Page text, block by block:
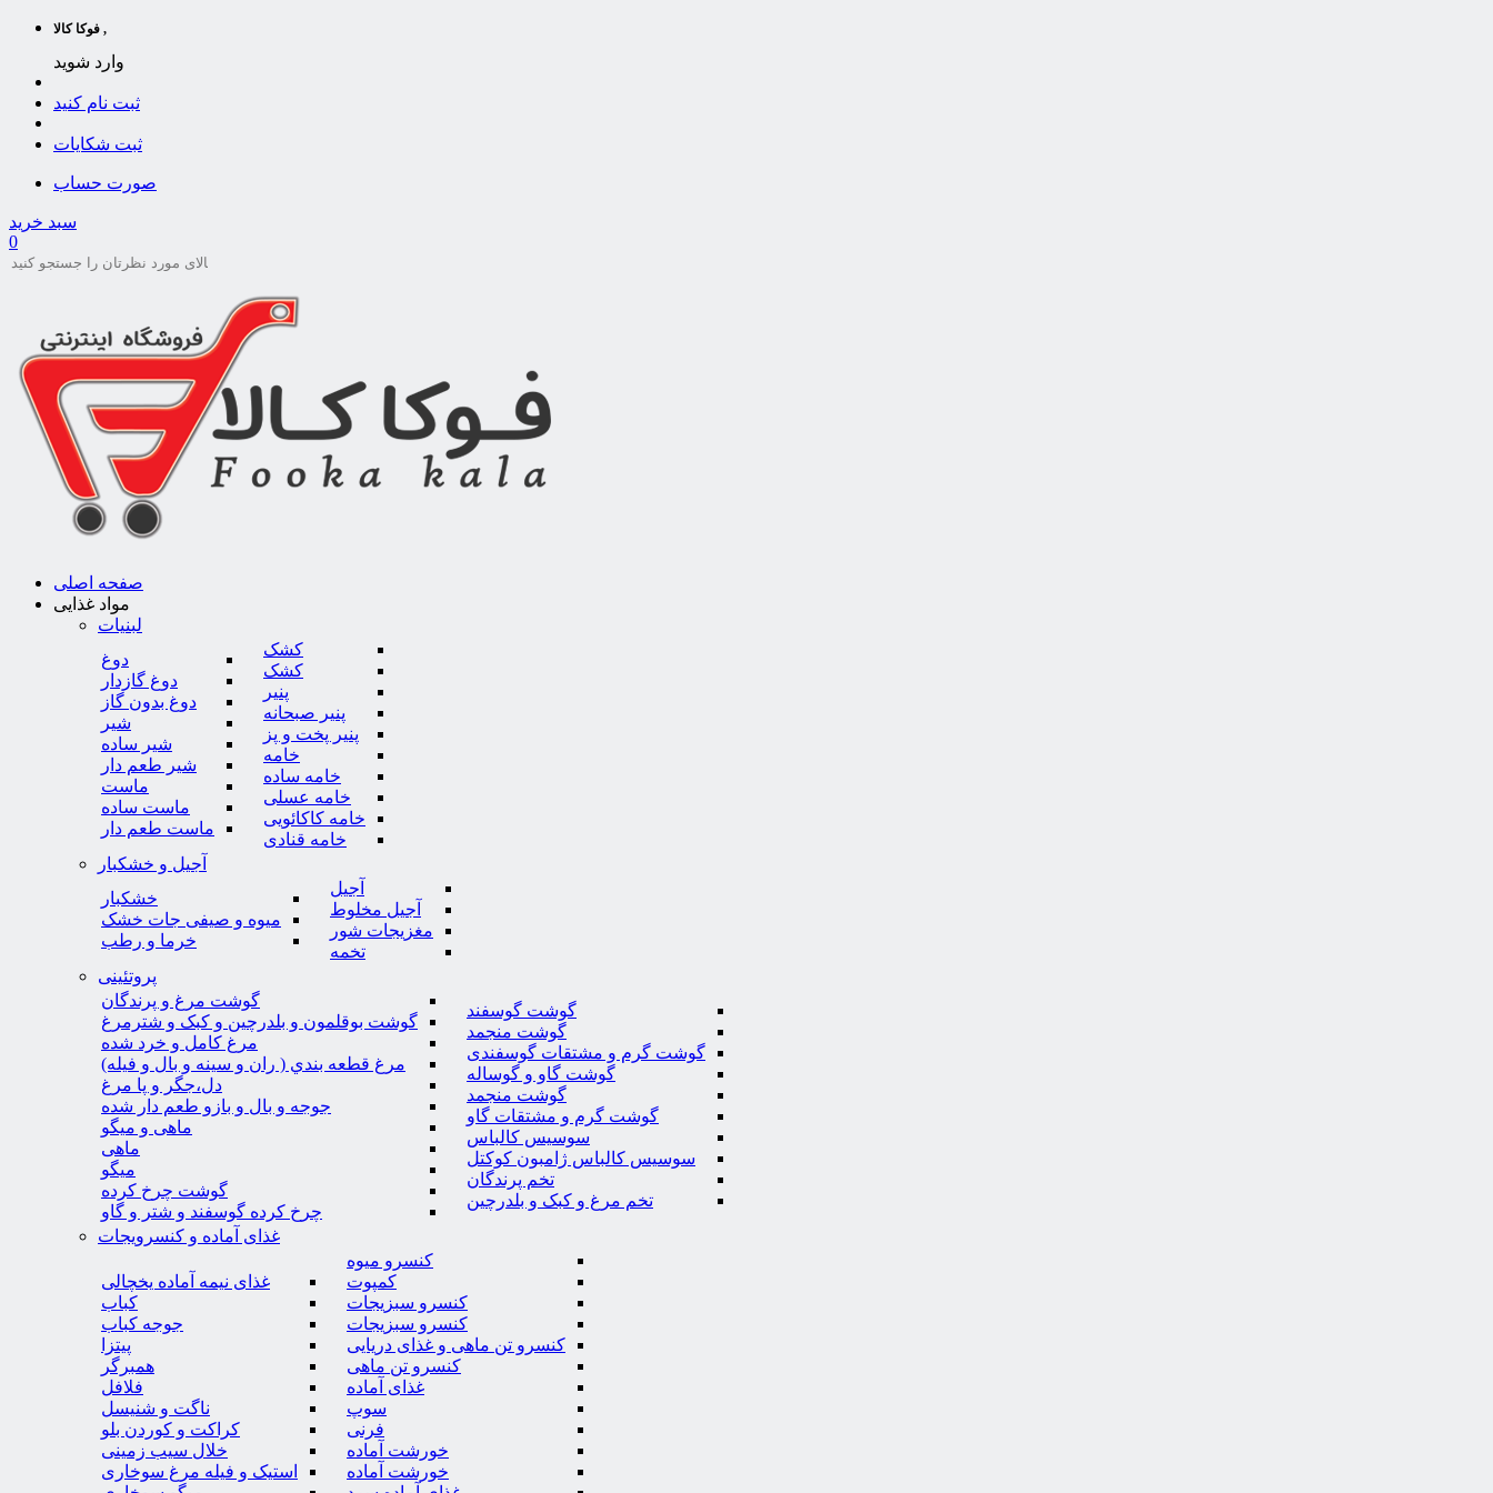
فوکا کالا ,
وارد شوید
ثبت نام کنید
ثبت شکایات
صورت حساب
سبد خرید
0
صفحه اصلی
مواد غذایی
لبنیات
کشک
کشک
پنیر
پنیر صبحانه
پنیر پخت و پز
خامه
خامه ساده
خامه عسلی
خامه کاکائویی
خامه قنادی
دوغ
دوغ گازدار
دوغ بدون گاز
شیر
شیر ساده
شیر طعم دار
ماست
ماست ساده
ماست طعم دار
آجیل و خشکبار
آجیل
آجیل مخلوط
مغزیجات شور
تخمه
خشکبار
میوه و صیفی جات خشک
خرما و رطب
پروتئینی
گوشت گوسفند
گوشت منجمد
گوشت گرم و مشتقات گوسفندی
گوشت گاو و گوساله
گوشت منجمد
گوشت گرم و مشتقات گاو
سوسیس کالباس
سوسیس کالباس ژامبون کوکتل
تخم پرندگان
تخم مرغ و کبک و بلدرچین
گوشت مرغ و پرندگان
گوشت بوقلمون و بلدرچین و کبک و شترمرغ
مرغ کامل و خرد شده
مرغ قطعه بندي ( ران و سينه و بال و فيله)
دل،جگر و پا مرغ
جوجه و بال و بازو طعم دار شده
ماهی و میگو
ماهی
میگو
گوشت چرخ کرده
چرخ کرده گوسفند و شتر و گاو
غذای آماده و کنسرویجات
کنسرو میوه
کمپوت
کنسرو سبزیجات
کنسرو سبزیجات
کنسرو تن ماهی و غذای دریایی
کنسرو تن ماهی
غذای آماده
سوپ
فرنی
خورشت آماده
خورشت آماده
غذای نیمه آماده یخچالی
کباب
جوجه کباب
پیتزا
همبرگر
فلافل
ناگت و شنیسل
کراکت و کوردن بلو
خلال سیب زمینی
استیک و فیله مرغ سوخاری